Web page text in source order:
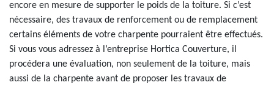
encore en mesure de supporter le poids de la toiture. Si c’est
nécessaire, des travaux de renforcement ou de remplacement
certains éléments de votre charpente pourraient être effectués.
Si vous vous adressez à l’entreprise Hortica Couverture, il
procédera une évaluation, non seulement de la toiture, mais
aussi de la charpente avant de proposer les travaux de